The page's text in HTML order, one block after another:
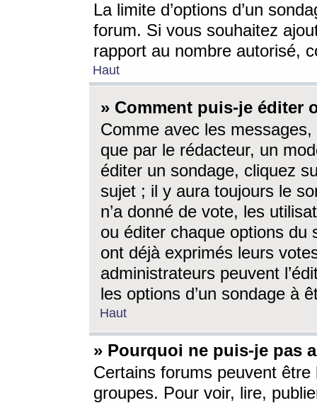
La limite d’options d’un
forum. Si vous souhaitez
rapport au nombre autorisé,
Haut
» Comment puis-je éditer
Comme avec les
que par le rédacteur, un
éditer un sondage, cliquez
sujet ; il y aura toujours le
n’a donné de vote, les
ou éditer chaque options du
ont déjà exprimés leurs
administrateurs peuvent
les options d’un sondage à
Haut
» Pourquoi ne puis-je pas
Certains forums peuvent être
groupes. Pour voir, lire,